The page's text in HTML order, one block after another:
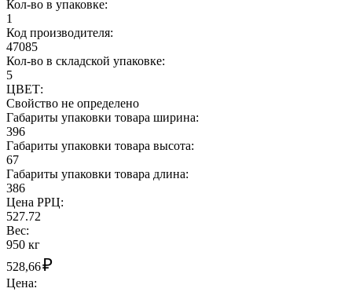
Кол-во в упаковке:
1
Код производителя:
47085
Кол-во в складской упаковке:
5
ЦВЕТ:
Свойство не определено
Габариты упаковки товара ширина:
396
Габариты упаковки товара высота:
67
Габариты упаковки товара длина:
386
Цена РРЦ:
527.72
Вес:
950 кг
528,66₽
Цена: